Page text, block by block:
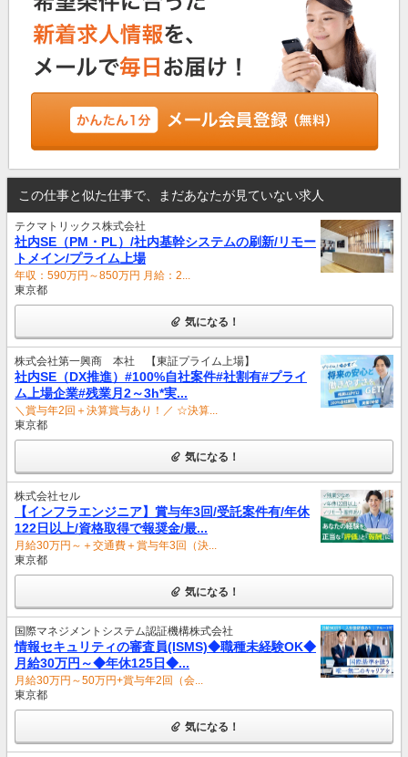
この仕事と似た仕事で、まだあなたが見ていない求人
テクマトリックス株式会社
社内SE（PM・PL）/社内基幹システムの刷新/リモー
トメイン/プライム上場
年収：590万円～850万円 月給：2...
東京都
気になる！
株式会社第一興商 本社 【東証プライム上場】
社内SE（DX推進）#100%自社案件#社割有#プライ
ム上場企業#残業月2～3h*実...
＼賞与年2回＋決算賞与あり！／ ☆決算...
東京都
気になる！
株式会社セル
【インフラエンジニア】賞与年3回/受託案件有/年休
122日以上/資格取得で報奨金/最...
月給30万円～＋交通費＋賞与年3回（決...
東京都
気になる！
国際マネジメントシステム認証機構株式会社
情報セキュリティの審査員(ISMS)◆職種未経験OK◆
月給30万円～◆年休125日◆...
月給30万円～50万円+賞与年2回（会...
東京都
気になる！